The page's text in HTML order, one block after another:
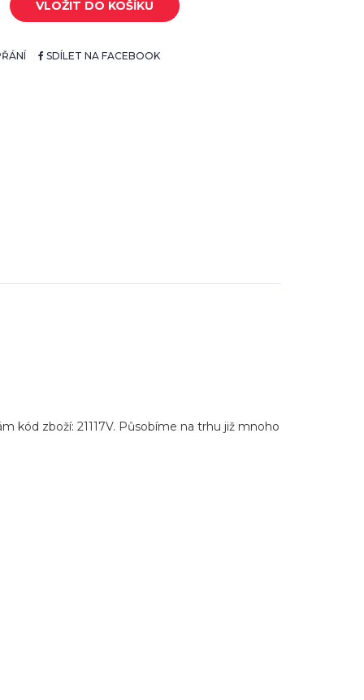
VLOŽIT DO KOŠÍKU
SDÍLET NA FACEBOOK
kód zboží: 21117V. Působíme na trhu již mnoho